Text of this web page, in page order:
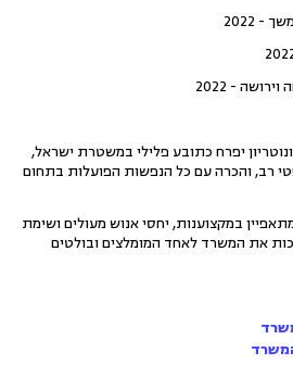
2022
- 2022
יפרח כתובע פלילי במשטרת ישראל,
רב, והכרה עם כל הנפשות הפועלות בתחום
במקצוענות, יחסי אנוש מעולים ושימת
את המשרד לאחד המומלצים ובולטים